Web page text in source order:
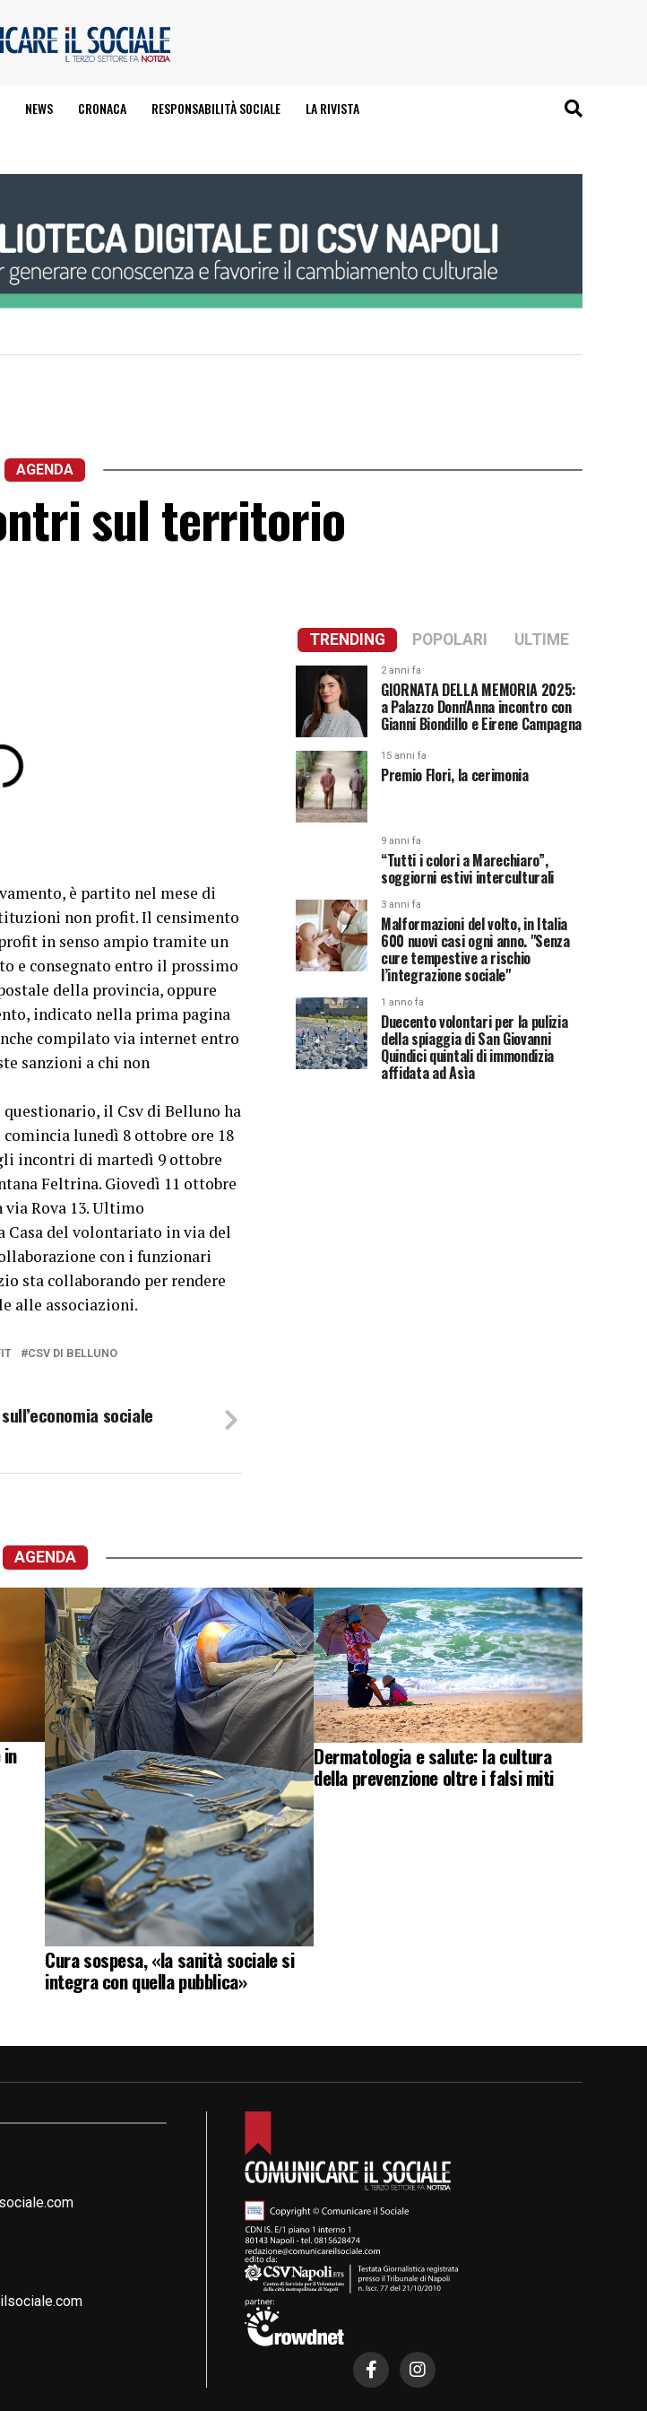
NEWS CRONACA RESPONSABILITÀ SOCIALE LA RIVISTA
AGENDA
sul territorio
è partito nel mese di
non profit. Il censimento
in senso ampio tramite un
e consegnato entro il prossimo
della provincia, oppure
indicato nella prima pagina
compilato via internet entro
sanzioni a chi non
il Csv di Belluno ha
lunedì 8 ottobre ore 18
incontri di martedì 9 ottobre
Feltrina. Giovedì 11 ottobre
via Rova 13. Ultimo
Casa del volontariato in via del
con i funzionari
sta collaborando per rendere
alle associazioni.
CSV DI BELLUNO
sociale
TRENDING POPOLARI ULTIME
2 anni fa
GIORNATA DELLA MEMORIA 2025:
a Palazzo Donn'Anna incontro con
Gianni Biondillo e Eirene Campagna
15 anni fa
Premio Flori, la cerimonia
9 anni fa
“Tutti i colori a Marechiaro”,
soggiorni estivi interculturali
3 anni fa
Malformazioni del volto, in Italia
600 nuovi casi ogni anno. "Senza
cure tempestive a rischio
l’integrazione sociale"
1 anno fa
Duecento volontari per la pulizia
della spiaggia di San Giovanni
Quindici quintali di immondizia
affidata ad Asìa
AGENDA
Cura sospesa, «la sanità sociale si
integra con quella pubblica»
Dermatologia e salute: la cultura
della prevenzione oltre i falsi miti